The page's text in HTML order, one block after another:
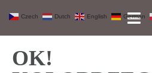
OK!
Czech Dutch English German